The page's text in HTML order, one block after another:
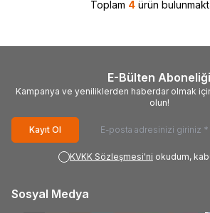
Toplam 4 ürün
E-Bülten Aboneliği
Kampanya ve yeniliklerden haberdar olmak
olun!
Kayıt Ol
KVKK Sözleşmesi'ni okudum,
Sosyal Medya